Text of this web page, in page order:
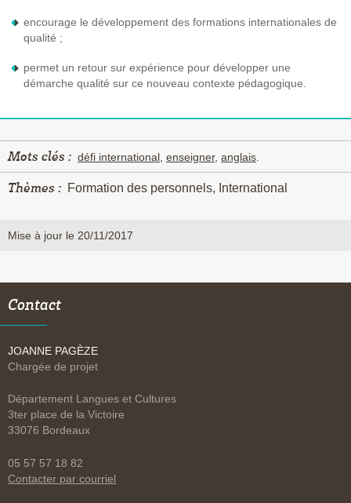
encourage le développement des formations internationales de
qualité ;
permet un retour sur expérience pour développer une
démarche qualité sur ce nouveau contexte pédagogique.
Mots clés : défi international enseigner, anglais
Thèmes : Formation des personnels, International
Mise à jour le 20/11/2017
Contact
JOANNE PAGÈZE
Chargée de projet
Département Langues et Cultures
3ter place de la Victoire
33076 Bordeaux
05 57 57 18 82
Contacter par courriel